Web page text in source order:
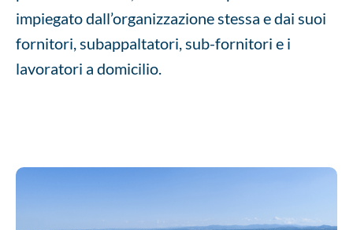
impiegato dall’organizzazione stessa e dai suoi
fornitori, subappaltatori, sub-fornitori e i
lavoratori a domicilio.